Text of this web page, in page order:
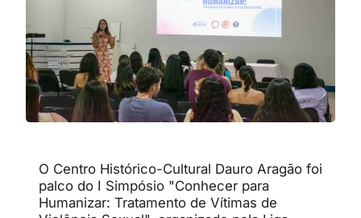
O Centro Histórico-Cultural Dauro Aragão foi
palco do I Simpósio "Conhecer para
Humanizar: Tratamento de Vítimas de